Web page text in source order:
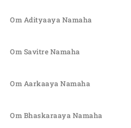
Om Adityaaya Namaha
Om Savitre Namaha
Om Aarkaaya Namaha
Om Bhaskaraaya Namaha